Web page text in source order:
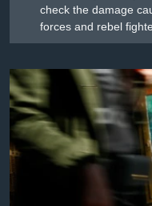
check the damage
forces and rebel